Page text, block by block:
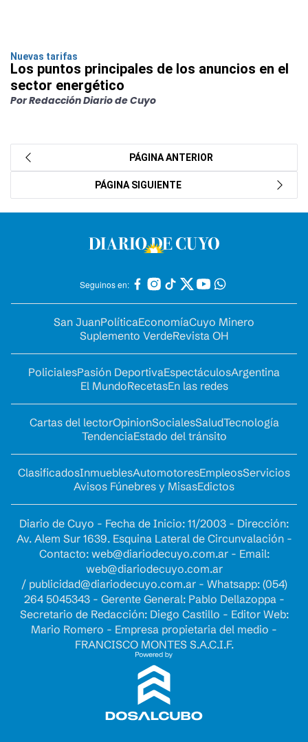
Nuevas tarifas
Los puntos principales de los anuncios en el
sector energético
Por Redacción Diario de Cuyo
PÁGINA ANTERIOR
PÁGINA SIGUIENTE
Seguinos en:
San JuanPolíticaEconomíaCuyo Minero
Suplemento VerdeRevista OH
PolicialesPasión DeportivaEspectáculosArgentina
El MundoRecetasEn las redes
Cartas del lectorOpinionSocialesSaludTecnología
TendenciaEstado del tránsito
ClasificadosInmueblesAutomotoresEmpleosServicios
Avisos Fúnebres y MisasEdictos
Diario de Cuyo - Fecha de Inicio: 11/2003 - Dirección:
Av. Alem Sur 1639. Esquina Lateral de Circunvalación -
Contacto: web@diariodecuyo.com.ar- Email:
web@diariodecuyo.com.ar
/ publicidad@diariodecuyo.com.ar- Whatsapp: (054)
264 5045343 - Gerente General: Pablo Dellazoppa -
Secretario de Redacción: Diego Castillo - Editor Web:
Mario Romero - Empresa propietaria del medio -
FRANCISCO MONTES S.A.C.I.F.